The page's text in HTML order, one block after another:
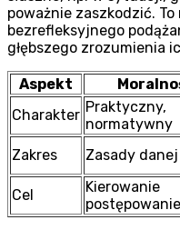
poważnie zaszkodzić.
bezrefleksyjnego
głębszego zrozumienia
Aspekt
Charakter Praktyczny,
normatywny
Zakres
Zasady
Cel
Kierowanie